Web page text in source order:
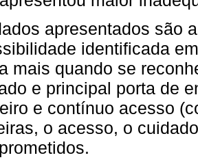
apresentados são
identificada
mais quando se
e principal porta de
e contínuo acesso
o acesso, o